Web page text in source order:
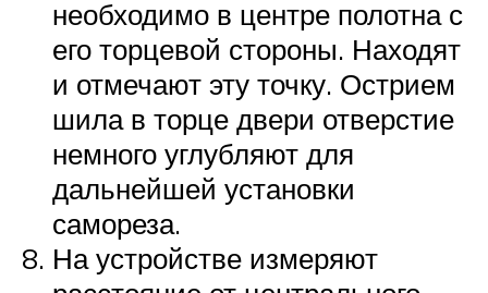
необходимо в центре полотна с
его торцевой стороны. Находят
и отмечают эту точку. Острием
шила в торце двери отверстие
немного углубляют для
дальнейшей установки
самореза.
На устройстве измеряют